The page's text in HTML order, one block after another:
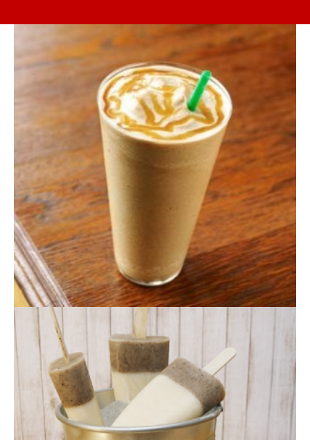
FRAPPUCCINO DE JALEA DE CARAMELO
LIQUIDO
HELADO DE CARAMELO LÍQUIDO Y CAFÉ